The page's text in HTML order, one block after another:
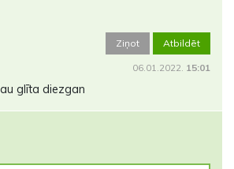
Ziņot Atbildēt
06.01.2022. 15:01
glīta diezgan